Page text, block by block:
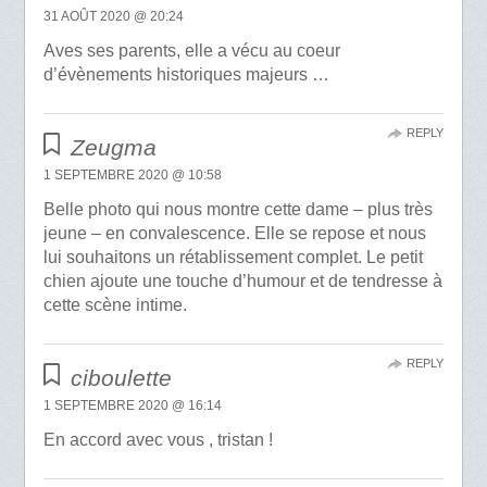
31 AOÛT 2020 @ 20:24
Aves ses parents, elle a vécu au coeur
d’évènements historiques majeurs …
Zeugma
1 SEPTEMBRE 2020 @ 10:58
Belle photo qui nous montre cette dame – plus très
jeune – en convalescence. Elle se repose et nous
lui souhaitons un rétablissement complet. Le petit
chien ajoute une touche d’humour et de tendresse à
cette scène intime.
REPLY
ciboulette
1 SEPTEMBRE 2020 @ 16:14
En accord avec vous , tristan !
REPLY